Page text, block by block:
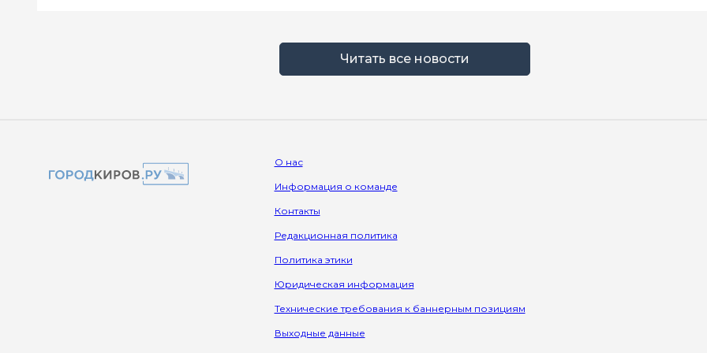
Читать все новости
О нас
Информация о команде
Контакты
Редакционная политика
Политика этики
Юридическая информация
Технические требования к баннерным позициям
Выходные данные